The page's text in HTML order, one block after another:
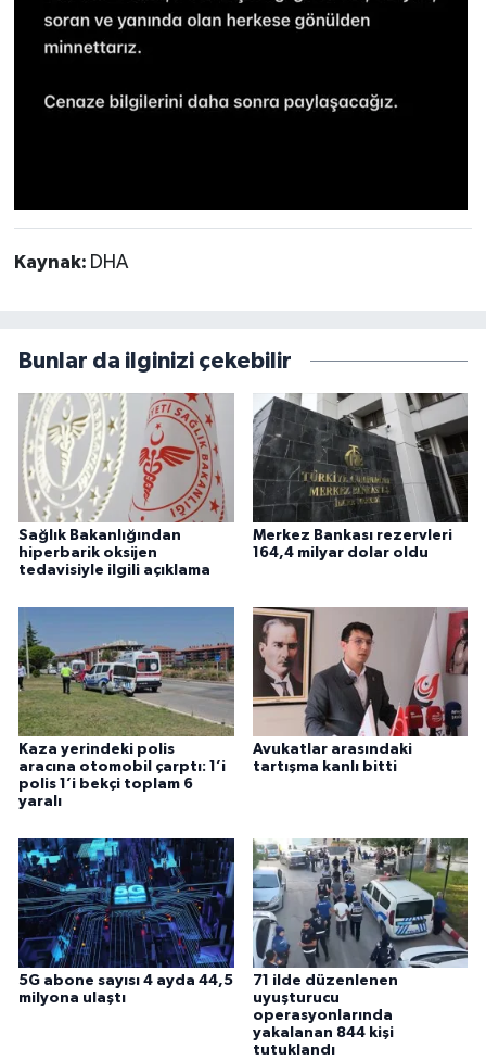
Kaynak: DHA
Bunlar da ilginizi çekebilir
Sağlık Bakanlığından
hiperbarik oksijen
tedavisiyle ilgili açıklama
Merkez Bankası rezervleri
164,4 milyar dolar oldu
Kaza yerindeki polis
aracına otomobil çarptı: 1’i
polis 1’i bekçi toplam 6
yaralı
Avukatlar arasındaki
tartışma kanlı bitti
5G abone sayısı 4 ayda 44,5
milyona ulaştı
71 ilde düzenlenen
uyuşturucu
operasyonlarında
yakalanan 844 kişi
tutuklandı